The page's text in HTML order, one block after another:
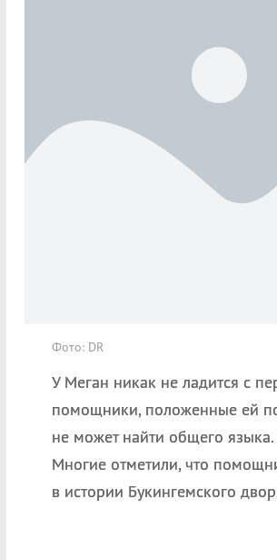
Фото: DR
У Меган никак не ладится с
помощники, положенные ей
не может найти общего
Многие отметили, что
в истории Букингемского